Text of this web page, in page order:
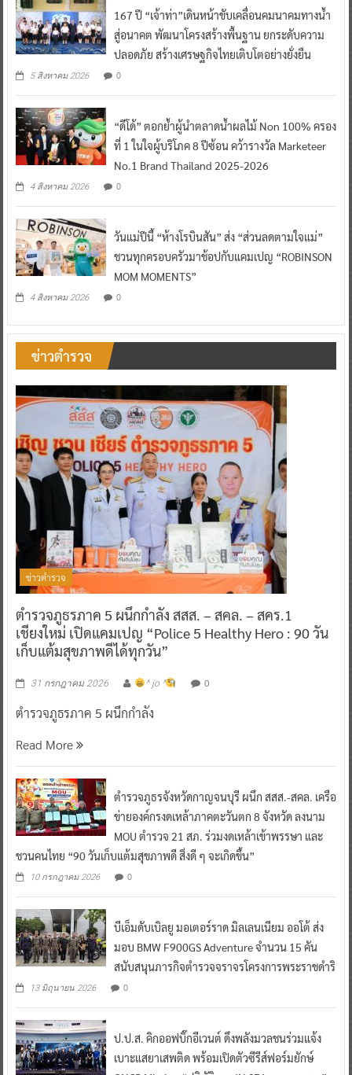
167 ปี “เจ้าท่า”เดินหน้าขับเคลื่อนคมนาคมทางน้ำ
สู่อนาคต พัฒนาโครงสร้างพื้นฐาน ยกระดับความ
ปลอดภัย สร้างเศรษฐกิจไทยเติบโตอย่างยั่งยืน
5 สิงหาคม 2026 0
“ดีโด้” ตอกย้ำผู้นำตลาดน้ำผลไม้ Non 100% ครอง
ที่ 1 ในใจผู้บริโภค 8 ปีซ้อน คว้ารางวัล Marketeer
No.1 Brand Thailand 2025-2026
4 สิงหาคม 2026 0
วันแม่ปีนี้ “ห้างโรบินสัน” ส่ง “ส่วนลดตามใจแม่”
ชวนทุกครอบครัวมาช้อปกับแคมเปญ “ROBINSON
MOM MOMENTS”
4 สิงหาคม 2026 0
ข่าวตำรวจ
ข่าวตำรวจ
ตำรวจภูธรภาค 5 ผนึกกำลัง สสส. – สคล. – สคร.1
เชียงใหม่ เปิดแคมเปญ “Police 5 Healthy Hero : 90 วัน
เก็บแต้มสุขภาพดีได้ทุกวัน”
31 กรกฎาคม 2026 ^ jo ^ 0
ตำรวจภูธรภาค 5 ผนึกกำลัง
Read More
ตำรวจภูธรจังหวัดกาญจนบุรี ผนึก สสส.-สคล. เครือ
ข่ายองค์กรงดเหล้าภาคตะวันตก 8 จังหวัด ลงนาม
MOU ตำรวจ 21 สภ. ร่วมงดเหล้าเข้าพรรษา และ
ชวนคนไทย “90 วันเก็บแต้มสุขภาพดี สิ่งดี ๆ จะเกิดขึ้น”
10 กรกฎาคม 2026 0
บีเอ็มดับเบิลยู มอเตอร์ราด มิลเลนเนียม ออโต้ ส่ง
มอบ BMW F900GS Adventure จำนวน 15 คัน
สนับสนุนภารกิจตำรวจจราจรโครงการพระราชดำริ
13 มิถุนายน 2026 0
ป.ป.ส. คิกออฟบิ๊กอีเวนต์ ดึงพลังมวลชนร่วมแจ้ง
เบาะแสยาเสพติด พร้อมเปิดตัวซีรีส์ฟอร์มยักษ์